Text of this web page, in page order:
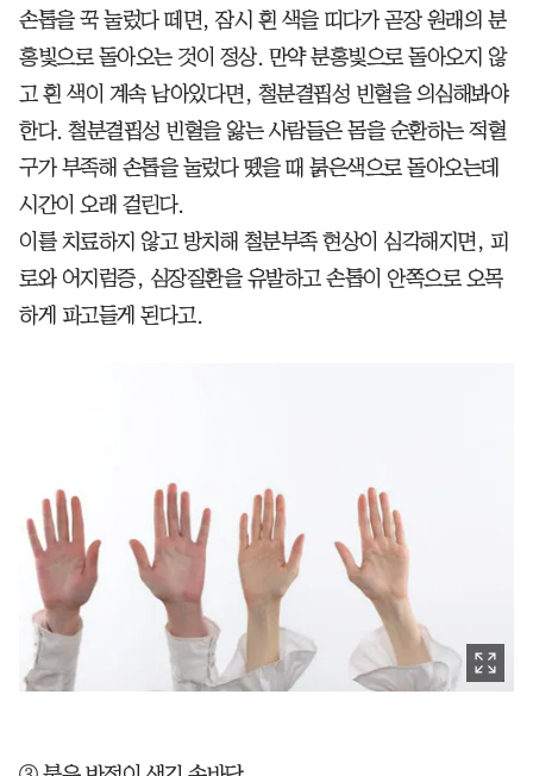
손톱을 꾹 눌렀다 떼면, 잠시 흰 색을 띠다가 곧장 원래의 분
홍빛으로 돌아오는 것이 정상. 만약 분홍빛으로 돌아오지 않
고 흰 색이 계속 남아있다면, 철분결핍성 빈혈을 의심해봐야
한다. 철분결핍성 빈혈을 앓는 사람들은 몸을 순환하는 적혈
구가 부족해 손톱을 눌렀다 뗐을 때 붉은색으로 돌아오는데
시간이 오래 걸린다.
이를 치료하지 않고 방치해 철분부족 현상이 심각해지면, 피
로와 어지럼증, 심장질환을 유발하고 손톱이 안쪽으로 오목
하게 파고들게 된다고.